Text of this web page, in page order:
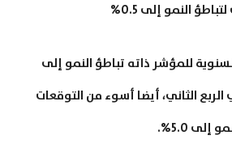
النمو إلى 0.5%
للمؤشر ذاته تباطؤ النمو إلى
7.9% في الربع الثاني، أيضا أسوء من التوقعات
5.0%.